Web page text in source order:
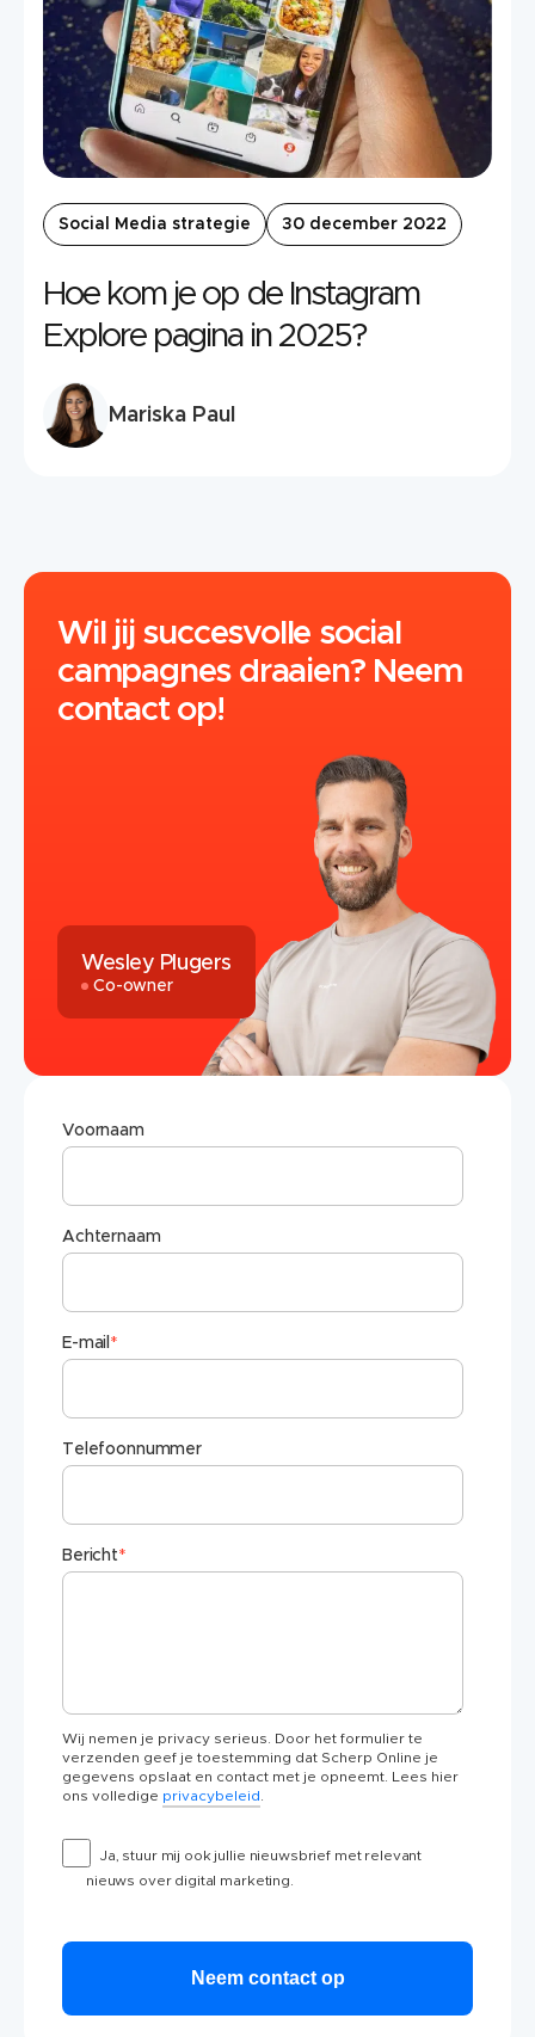
Social Media strategie 30 december 2022
Hoe kom je op de Instagram
Explore pagina in 2025?
Mariska Paul
Wil jij succesvolle social
campagnes draaien? Neem
contact op!
Wesley Plugers
Co-owner
Voornaam
Achternaam
E-mail *
Telefoonnummer
Bericht*
Wij nemen je privacy serieus. Door het formulier te
verzenden geef je toestemming dat Scherp Online je
gegevens opslaat en contact met je opneemt. Lees hier
ons volledige privacybeleid
Ja, stuur mij ook jullie nieuwsbrief met relevant
nieuws over digital marketing.